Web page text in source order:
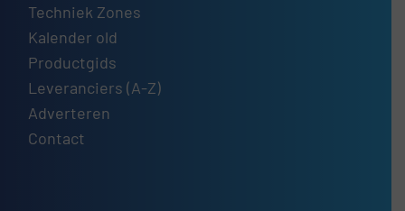
Techniek Zones
Kalender old
Productgids
Leveranciers (A-Z)
Adverteren
Contact